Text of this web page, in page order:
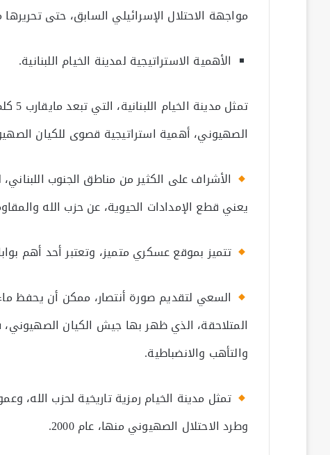
مواجهة الاحتلال الإسرائيلي السابق، حتى تحريرها
الأهمية الاستراتيجية لمدينة الخيام اللبنانية.
الصهيوني، أهمية استراتيجية قصوى للكيان
الأشراف على الكثير من مناطق الجنوب
يعني قطع الإمدادات الحيوية، عن حزب الله
تتميز بموقع عسكري متميز، وتعتبر أحد أهم
السعي لتقديم صورة أنتصار، ممكن أن يحفظ
المتلاحقة، الذي ظهر بها جيش الكيان
والتأهب والانضباطية.
تمثل مدينة الخيام رمزية تاريخية لحزب الله،
وطرد الاحتلال الصهيوني منها، عام 2000.